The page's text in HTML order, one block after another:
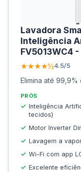
Lavadora
Inteligência
FV5013WC4
★★★★½4.5/5
Elimina até
PRÓS
Inteligência
tecidos)
Motor Inverter
Lavagem a
Wi-Fi com app
Excelente